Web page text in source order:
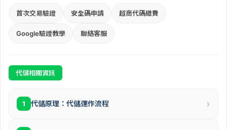
首次交易驗證 安全碼申請 超商代碼繳費
Google驗證教學 聯絡客服
代儲相關資訊
1 代儲原理：代儲運作流程 ›